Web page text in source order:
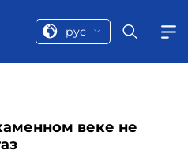
рус
веке не